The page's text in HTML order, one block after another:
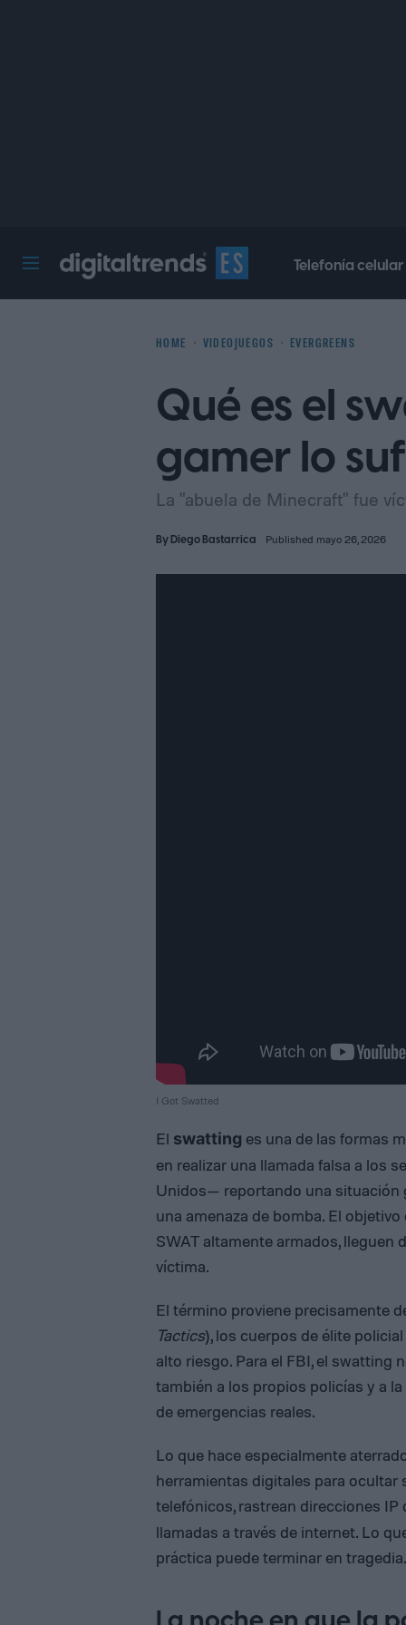
Telefonía celular
HOME VIDEOJUEGOS EVERGREENS
Qué es el
gamer lo
La "abuela de Minecraft" fue
ByDiego Bastarrica Published mayo 26, 2026
I Got Swatted
El swatting es una de las formas
en realizar una llamada falsa a los
Unidos— reportando una situación
una amenaza de bomba. El
SWAT altamente armados, lleguen
víctima.
El término proviene precisamente
Tactics), los cuerpos de élite
alto riesgo. Para el FBI, el swatting
también a los propios policías y a
de emergencias reales.
Lo que hace especialmente
herramientas digitales para ocultar
telefónicos, rastrean direcciones IP
llamadas a través de internet. Lo
práctica puede terminar en tragedia.